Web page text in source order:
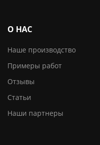
О НАС
Наше производство
Примеры работ
Отзывы
Статьи
Наши партнеры